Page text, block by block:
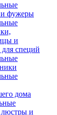
фужеры
и
специй
дома
и